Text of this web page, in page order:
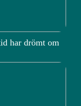
har drömt om